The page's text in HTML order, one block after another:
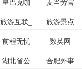
更多>>
星巴克咖
啡
麦当劳官
网更多>>
旅游互联_
景点门票
预订
旅游景点
点评-猫途
鹰
更多>>
前程无忧
招聘网
数英网
更多>>
湖北省公 合肥外事